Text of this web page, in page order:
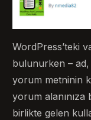
WordPress’teki
bulunurken – ad,
yorum metninin
yorum alanınıza
birlikte gelen